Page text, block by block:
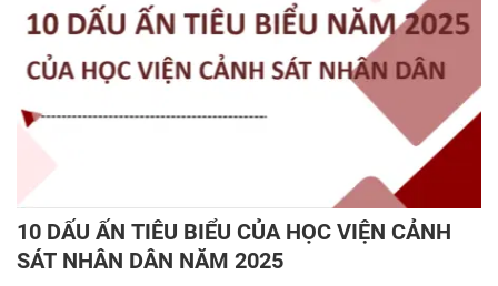
10 DẤU ẤN TIÊU BIỂU CỦA HỌC VIỆN CẢNH
SÁT NHÂN DÂN NĂM 2025